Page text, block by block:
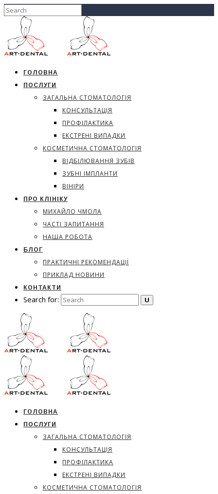
ГОЛОВНА
ПОСЛУГИ
ЗАГАЛЬНА СТОМАТОЛОГІЯ
КОНСУЛЬТАЦІЯ
ПРОФІЛАКТИКА
ЕКСТРЕНІ ВИПАДКИ
КОСМЕТИЧНА СТОМАТОЛОГІЯ
ВІДБІЛЮВАННЯ ЗУБІВ
ЗУБНІ ІМПЛАНТИ
ВІНІРИ
ПРО КЛІНІКУ
МИХАЙЛО ЧМОЛА
ЧАСТІ ЗАПИТАННЯ
НАША РОБОТА
БЛОГ
ПРАКТИЧНІ РЕКОМЕНДАЦІЇ
ПРИКЛАД НОВИНИ
КОНТАКТИ
Search for:
ГОЛОВНА
ПОСЛУГИ
ЗАГАЛЬНА СТОМАТОЛОГІЯ
КОНСУЛЬТАЦІЯ
ПРОФІЛАКТИКА
ЕКСТРЕНІ ВИПАДКИ
КОСМЕТИЧНА СТОМАТОЛОГІЯ